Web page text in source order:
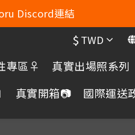
Line Officiel ：@703feias
Discord連結
Line Officiel ：@703feias
$ TWD
專區♀️ 真實出場照系列
真實開箱📷 國際運